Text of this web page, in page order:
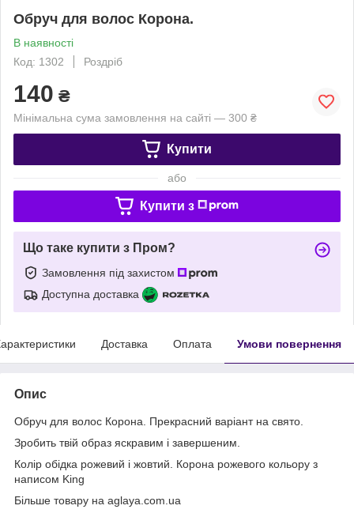
Обруч для волос Корона.
В наявності
Код: 1302
Роздріб
140 ₴
Мінімальна сума замовлення на сайті — 300 ₴
Купити
або
Купити з
Що таке купити з Пром?
Замовлення під захистом
Доступна доставка
Доставка Оплата Умови повернення
Опис
Обруч для волос Корона. Прекрасний варіант на свято.
Зробить твій образ яскравим і завершеним.
Колір обідка рожевий і жовтий. Корона рожевого кольору з
написом King
Більше товару на aglaya.com.ua